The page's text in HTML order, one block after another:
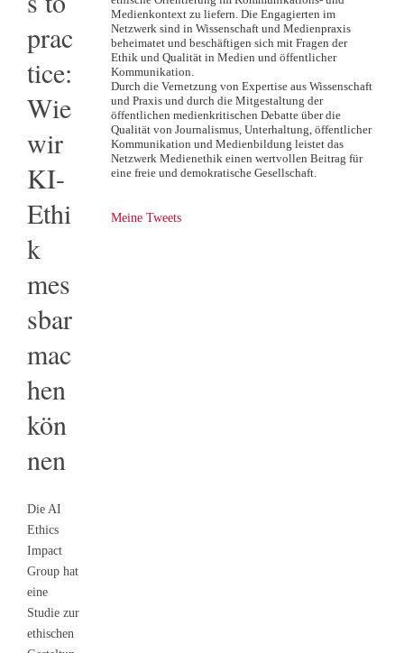
prac
tice:
Wie
wir
KI-
Ethi
k
mes
sbar
mac
hen
kön
nen
Die AI
Ethics
Impact
Group hat
eine
Studie zur
ethischen
Medienkontext zu liefern. Die Engagierten im
Netzwerk sind in Wissenschaft und Medienpraxis
beheimatet und beschäftigen sich mit Fragen der
Ethik und Qualität in Medien und öffentlicher
Kommunikation.
Durch die Vernetzung von Expertise aus Wissenschaft
und Praxis und durch die Mitgestaltung der
öffentlichen medienkritischen Debatte über die
Qualität von Journalismus, Unterhaltung, öffentlicher
Kommunikation und Medienbildung leistet das
Netzwerk Medienethik einen wertvollen Beitrag für
eine freie und demokratische Gesellschaft.
Meine Tweets